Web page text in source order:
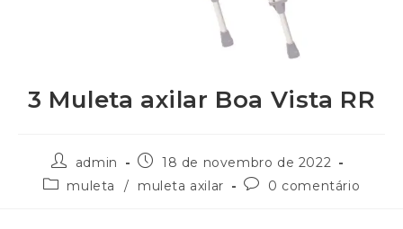
3 Muleta axilar Boa Vista RR
admin
18 de novembro de 2022
muleta
/ muleta axilar 0 comentário